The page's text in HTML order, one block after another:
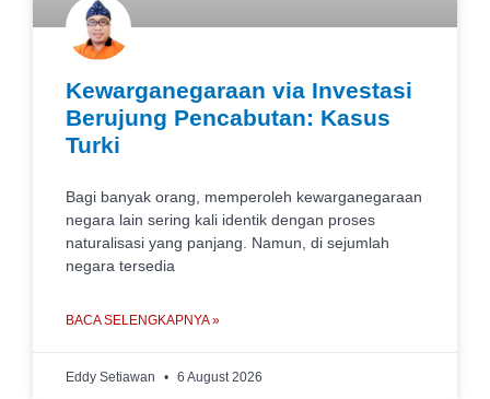
Kewarganegaraan via Investasi
Berujung Pencabutan: Kasus
Turki
Bagi banyak orang, memperoleh kewarganegaraan
negara lain sering kali identik dengan proses
naturalisasi yang panjang. Namun, di sejumlah
negara tersedia
BACA SELENGKAPNYA »
Eddy Setiawan 6 August 2026